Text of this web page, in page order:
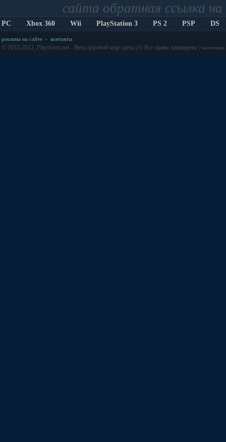
сайта обратная ссылка
PC Xbox 360 Wii PlayStation 3 PS 2 PSP DS
реклама на сайте - контакты
© 2010-2012, Playtform.net - Весь игровой мир здесь | © Все права защищены | выполнено